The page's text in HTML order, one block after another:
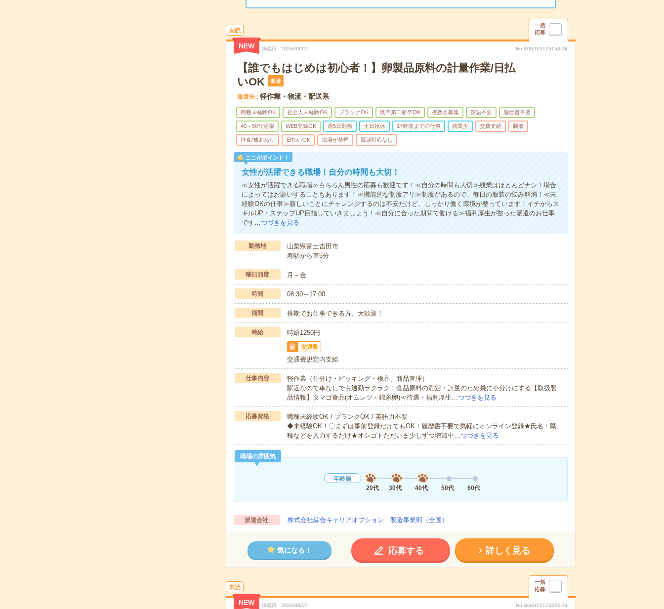
未読
一括
応募
NEW 掲載日 2026/08/05 No.SGSIY5176153-T4
【誰でもはじめは初心者！】卵製品原料の計量作業/日払
いOK
派遣
派遣先 軽作業・物流・配送系
職種未経験OK 社会人未経験OK ブランクOK 既卒第二新卒OK 複数名募集 英語不要 履歴書不要
40～50代活躍 WEB登録OK 週5日勤務 土日祝休 17時前までの仕事 残業少 交費支給 制服
社食/補助あり 日払いOK 職場が禁煙 電話対応なし
ここがポイント！
女性が活躍できる職場！自分の時間も大切！
≪女性が活躍できる職場≫もちろん男性の応募も歓迎です！≪自分の時間も大切≫残業はほとんどナシ！場合
によってはお願いすることもあります！≪機能的な制服アリ≫制服があるので、毎日の服装の悩み解消！≪未
経験OKの仕事≫新しいことにチャレンジするのは不安だけど、しっかり働く環境が整っています！イチからス
キルUP・ステップUP目指していきましょう！≪自分に合った期間で働ける≫福利厚生が整った派遣のお仕事
です… つづきを見る
勤務地
山梨県富士吉田市
寿駅から車5分
曜日頻度 月～金
時間 08:30～17:00
期間 長期でお仕事できる方、大歓迎！
時給 時給1250円
交通費
交通費規定内支給
仕事内容
軽作業（仕分け・ピッキング・検品、商品管理）
駅近なので車なしでも通勤ラクラク！食品原料の測定・計量のため袋に小分けにする【取扱製
品情報】タマゴ食品(オムレツ・錦糸卵)≪待遇・福利厚生… つづきを見る
応募資格
職種未経験OK / ブランクOK / 英語力不要
◆未経験OK！〇まずは事前登録だけでもOK！履歴書不要で気軽にオンライン登録★氏名・職
種などを入力するだけ★オシゴトただいま少しずつ増加中… つづきを見る
職場の雰囲気
年齢層
20代
30代 40代 50代 60代
派遣会社 株式会社綜合キャリアオプション 製造事業部（全国）
気になる！ 応募する 詳しく見る
未読
一括
応募
NEW 掲載日 2026/08/05 No.SGSIY5174524-T4